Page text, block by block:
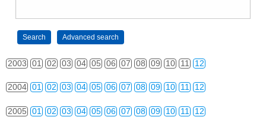
2003 01 02 03 04 05 06 07 08 09 10 11 12
2004 01 02 03 04 05 06 07 08 09 10 11 12
2005 01 02 03 04 05 06 07 08 09 10 11 12